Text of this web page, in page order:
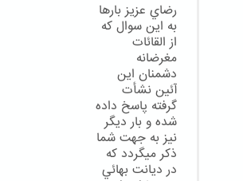
رضاي عزيز بارها
به اين سوال كه
از القائات
مغرضانه
دشمنان اين
آئين نشأت
گرفته پاسخ داده
شده و بار ديگر
نيز به جهت شما
ذكر ميگردد كه
در ديانت بهائي